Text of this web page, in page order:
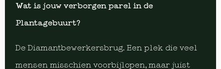
Wat is jouw verborgen parel in de
Plantagebuurt?
De Diamantbewerkersbrug. Een plek die veel
mensen misschien voorbijlopen, maar juist